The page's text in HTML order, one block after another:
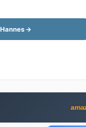
Aber Sport ist nur die
Auto-Experte. Vom
er alles schon gefahren,
Guides und Grillrezepte
Das Leben ist zu kurz
→